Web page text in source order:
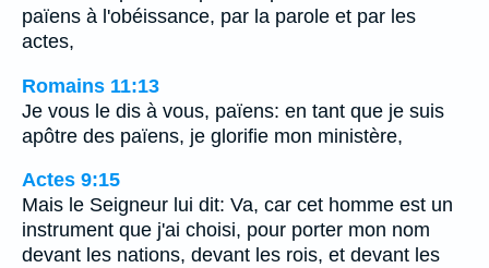
païens à l'obéissance, par la parole et par les
actes,
Romains 11:13
Je vous le dis à vous, païens: en tant que je suis
apôtre des païens, je glorifie mon ministère,
Actes 9:15
Mais le Seigneur lui dit: Va, car cet homme est un
instrument que j'ai choisi, pour porter mon nom
devant les nations, devant les rois, et devant les